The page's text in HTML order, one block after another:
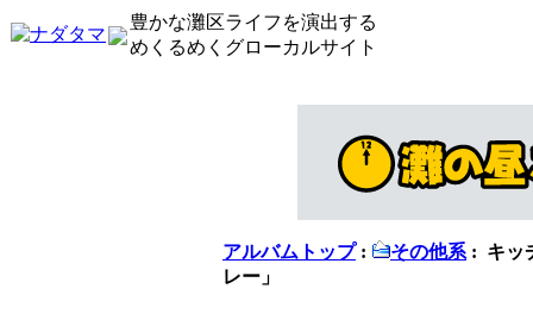
豊かな灘区ライフを演出する
めくるめくグローカルサイト
アルバムトップ: その他系 : キッ
レー」